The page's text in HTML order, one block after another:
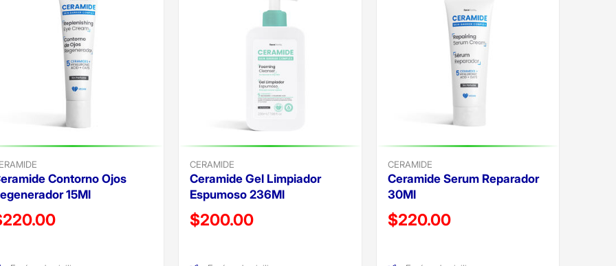
Contorno Ojos
15Ml
reducido de
CERAMIDE
Ceramide Gel Limpiador
Espumoso 236Ml
Precio reducido de
$200.00
CERAMIDE
Ceramide Serum Reparador
30Ml
Precio reducido de
$220.00